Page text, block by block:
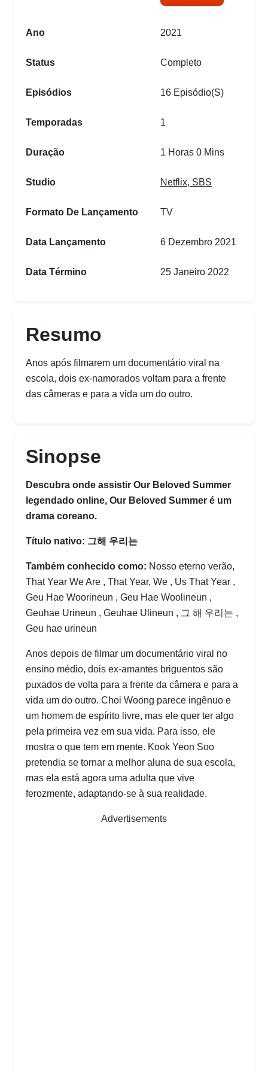
Ano 2021
Status Completo
Episódios 16 Episódio(s)
Temporadas 1
Duração 1 Horas 0 Mins
Studio Netflix, SBS
Formato De Lançamento TV
Data Lançamento 6 Dezembro 2021
Data Término 25 Janeiro 2022
Resumo
Anos após filmarem um documentário viral na
escola, dois ex-namorados voltam para a frente
das câmeras e para a vida um do outro.
Sinopse
Descubra onde assistir Our Beloved Summer
legendado online, Our Beloved Summer é um
drama coreano.
Título nativo: 그해 우리는
Também conhecido como: Nosso eterno verão,
That Year We Are , That Year, We , Us That Year ,
Geu Hae Woorineun , Geu Hae Woolineun ,
Geuhae Urineun , Geuhae Ulineun , 그 해 우리는 ,
Geu hae urineun
Anos depois de filmar um documentário viral no
ensino médio, dois ex-amantes briguentos são
puxados de volta para a frente da câmera e para a
vida um do outro. Choi Woong parece ingênuo e
um homem de espírito livre, mas ele quer ter algo
pela primeira vez em sua vida. Para isso, ele
mostra o que tem em mente. Kook Yeon Soo
pretendia se tornar a melhor aluna de sua escola,
mas ela está agora uma adulta que vive
ferozmente, adaptando-se à sua realidade.
Advertisements